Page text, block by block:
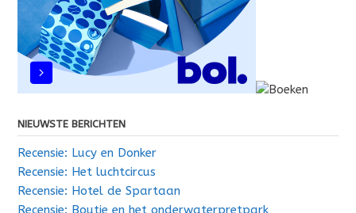
NIEUWSTE BERICHTEN
Recensie: Lucy en Donker
Recensie: Het luchtcircus
Recensie: Hotel de Spartaan
Recensie: Boutje en het onderwaterpretpark